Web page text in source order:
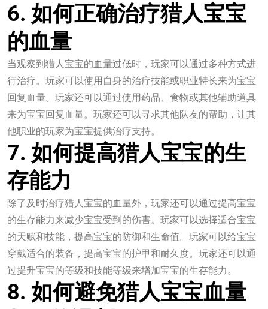
6. 如何正确治疗猎人宝宝
的血量
当观察到猎人宝宝的血量过低时，玩家可以通过多种方式进
行治疗。玩家可以使用自身的治疗技能或职业特长来为宝宝
回复血量。玩家还可以通过使用药品、食物或其他辅助道具
来为宝宝回复血量。玩家还可以寻求其他队友的帮助，让其
他职业的玩家为宝宝提供治疗支持。
7. 如何提高猎人宝宝的生
存能力
除了及时治疗猎人宝宝的血量外，玩家还可以通过提高宝宝
的生存能力来减少宝宝受到的伤害。玩家可以选择适合宝宝
的天赋和技能，提高宝宝的防御和生命值。玩家可以给宝宝
穿戴适合的装备，提高宝宝的护甲和耐久度。玩家还可以通
过提升宝宝的等级和技能等级来增加宝宝的生存能力。
8. 如何避免猎人宝宝血量